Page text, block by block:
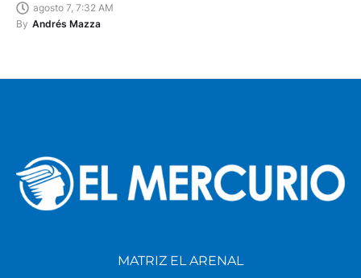
agosto 7, 7:32 AM
By Andrés Mazza
MATRIZ EL ARENAL